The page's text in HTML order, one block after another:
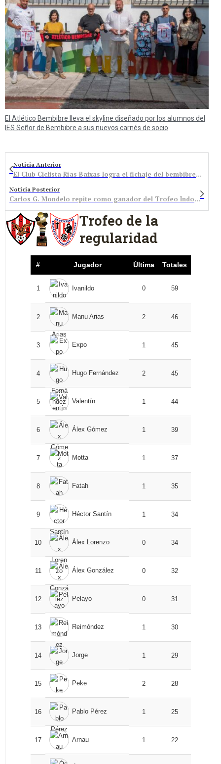
El Atlético Bembibre lleva el skyline diseñado por los alumnos del
IES Señor de Bembibre a sus nuevos carnés de socio
Noticia Anterior
El Club Ciclista Rías Baixas logra el fichaje del bembibrense Jesús Nanclares
Noticia Posterior
Carlos G. Mondelo repite como ganador del Trofeo Indoor de Navidad
Trofeo de la
regularidad
# Jugador Última Totales
1 Ivanildo 0 59
2 Manu Arias 2 46
3 Expo 1 45
4 Hugo Fernández 2 45
5 Valentín 1 44
6 Álex Gómez 1 39
7 Motta 1 37
8 Fatah 1 35
9 Héctor Santín 1 34
10 Álex Lorenzo 0 34
11 Álex González 0 32
12 Pelayo 0 31
13 Reimóndez 1 30
14 Jorge 1 29
15 Peke 2 28
16 Pablo Pérez 1 25
17 Arnau 1 22